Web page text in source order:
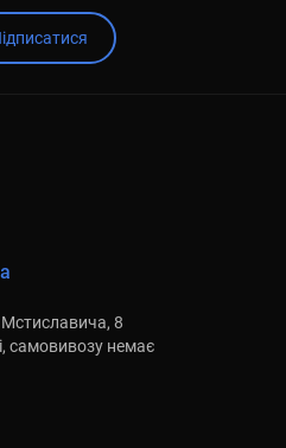
8
самовивозу немає